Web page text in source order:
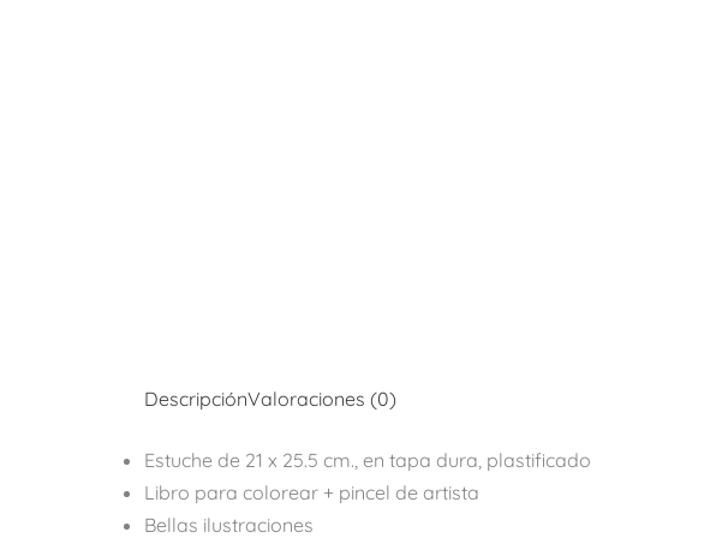
DescripciónValoraciones (0)
Estuche de 21 x 25.5 cm., en tapa dura, plastificado
Libro para colorear + pincel de artista
Bellas ilustraciones